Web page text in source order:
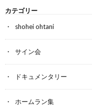
カテゴリー
shohei ohtani
サイン会
ドキュメンタリー
ホームラン集